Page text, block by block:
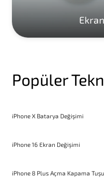
Popüler
iPhone X Batarya Değişimi
iPhone 16 Ekran Değişimi
iPhone 8 Plus Açma Kapama